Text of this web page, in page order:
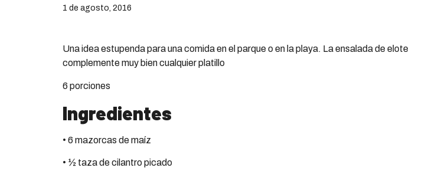
1 de agosto, 2016
Una idea estupenda para una comida en el parque o en la playa. La ensalada de elote
complemente muy bien cualquier platillo
6 porciones
Ingredientes
• 6 mazorcas de maíz
• ½ taza de cilantro picado